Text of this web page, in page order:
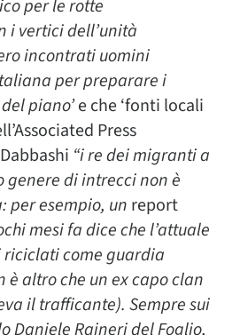
per le rotte
i vertici dell’unità
incontrati uomini
per preparare i
piano’e che ‘fonti locali
Press
“i re dei migranti a
genere di intrecci non è
per esempio, un report
mesi fa dice che l’attuale
come guardia
altro che un ex capo clan
il trafficante). Sempre sui
Daniele Raineri del Foglio,